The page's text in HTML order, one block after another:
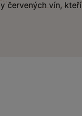
červených vín, kteří